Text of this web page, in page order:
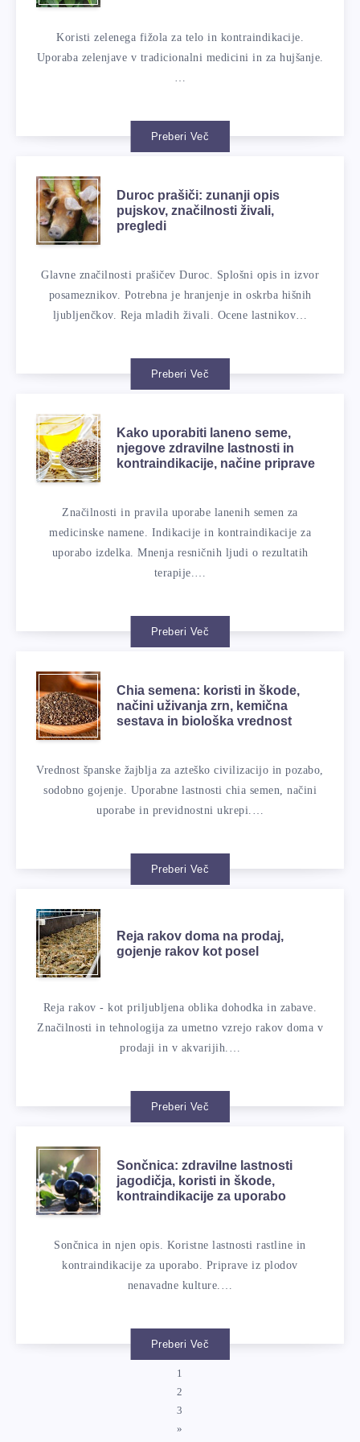
Koristi zelenega fižola za telo in kontraindikacije.
Uporaba zelenjave v tradicionalni medicini in za hujšanje.
…
Preberi Več
Duroc prašiči: zunanji opis
pujskov, značilnosti živali,
pregledi
Glavne značilnosti prašičev Duroc. Splošni opis in izvor
posameznikov. Potrebna je hranjenje in oskrba hišnih
ljubljenčkov. Reja mladih živali. Ocene lastnikov…
Preberi Več
Kako uporabiti laneno seme,
njegove zdravilne lastnosti in
kontraindikacije, načine priprave
Značilnosti in pravila uporabe lanenih semen za
medicinske namene. Indikacije in kontraindikacije za
uporabo izdelka. Mnenja resničnih ljudi o rezultatih
terapije.…
Preberi Več
Chia semena: koristi in škode,
načini uživanja zrn, kemična
sestava in biološka vrednost
Vrednost španske žajblja za azteško civilizacijo in pozabo,
sodobno gojenje. Uporabne lastnosti chia semen, načini
uporabe in previdnostni ukrepi.…
Preberi Več
Reja rakov doma na prodaj,
gojenje rakov kot posel
Reja rakov - kot priljubljena oblika dohodka in zabave.
Značilnosti in tehnologija za umetno vzrejo rakov doma v
prodaji in v akvarijih.…
Preberi Več
Sončnica: zdravilne lastnosti
jagodičja, koristi in škode,
kontraindikacije za uporabo
Sončnica in njen opis. Koristne lastnosti rastline in
kontraindikacije za uporabo. Priprave iz plodov
nenavadne kulture.…
Preberi Več
1
2
3
»